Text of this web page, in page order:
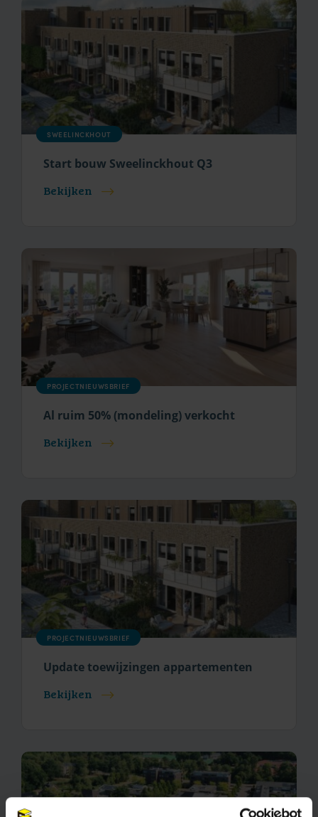
SWEELINCKHOUT
Start bouw Sweelinckhout Q3
Bekijken
PROJECTNIEUWSBRIEF
Al ruim 50% (mondeling) verkocht
Bekijken
PROJECTNIEUWSBRIEF
Update toewijzingen appartementen
Bekijken